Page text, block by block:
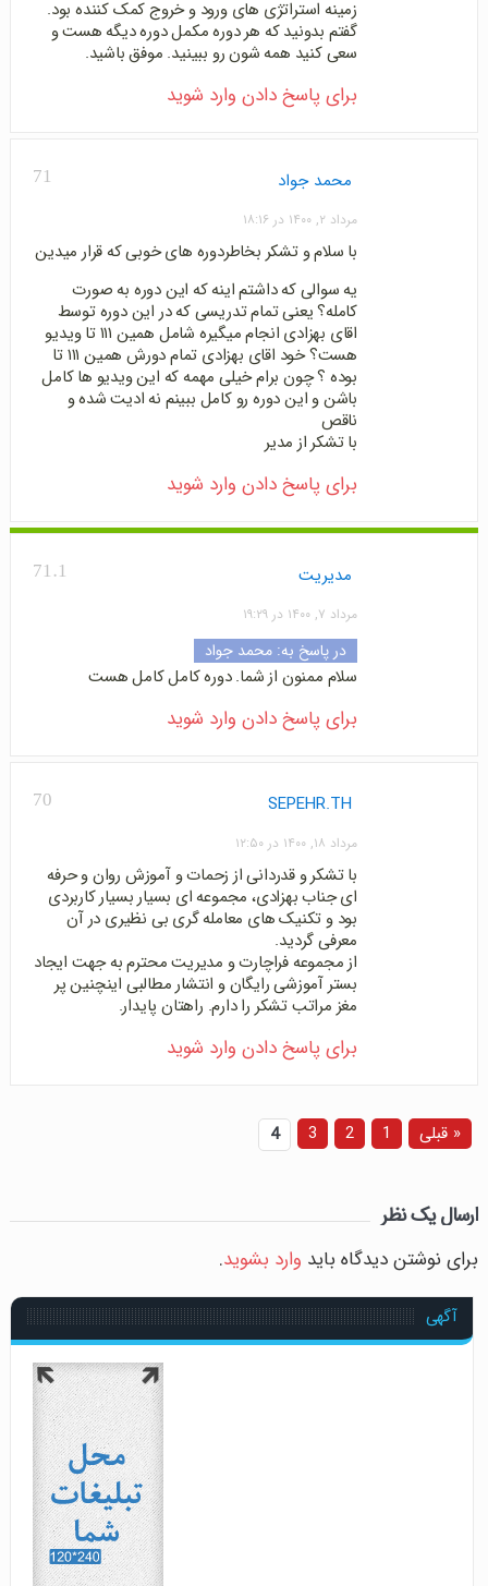
زمینه استراتژی های ورود و خروج کمک کننده بود.
گفتم بدونید که هر دوره مکمل دوره دیگه هست و
سعی کنید همه شون رو ببینید. موفق باشید.
برای پاسخ دادن وارد شوید
71 محمد جواد
مرداد ۲, ۱۴۰۰ در ۱۸:۱۶
با سلام و تشکر بخاطردوره های خوبی که قرار میدین
یه سوالی که داشتم اینه که این دوره به صورت
کامله؟ یعنی تمام تدریسی که در این دوره توسط
اقای بهزادی انجام میگیره شامل همین ۱۱۱ تا ویدیو
هست؟ خود اقای بهزادی تمام دورش همین ۱۱۱ تا
بوده ؟ چون برام خیلی مهمه که این ویدیو ها کامل
باشن و این دوره رو کامل ببینم نه ادیت شده و
ناقص
با تشکر از مدیر
برای پاسخ دادن وارد شوید
71.1 مدیریت
مرداد ۷, ۱۴۰۰ در ۱۹:۲۹
در پاسخ به: محمد جواد
سلام ممنون از شما. دوره کامل کامل هست
برای پاسخ دادن وارد شوید
70 SEPEHR.TH
مرداد ۱۸, ۱۴۰۰ در ۱۲:۵۰
با تشکر و قدردانی از زحمات و آموزش روان و حرفه
ای جناب بهزادی، مجموعه ای بسیار بسیار کاربردی
بود و تکنیک های معامله گری بی نظیری در آن
معرفی گردید.
از مجموعه فراچارت و مدیریت محترم به جهت ایجاد
بستر آموزشی رایگان و انتشار مطالبی اینچنین پر
مغز مراتب تشکر را دارم. راهتان پایدار.
برای پاسخ دادن وارد شوید
« قبلی 1
2
3
4
ارسال یک نظر
برای نوشتن دیدگاه باید وارد بشوید.
آگهی